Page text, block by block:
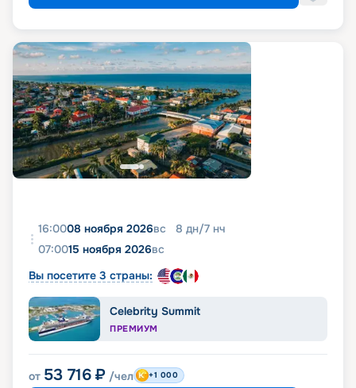
16:0008 ноября 2026вс 8 дн/7 нч
07:0015 ноября 2026вс
Вы посетите 3 страны:
Celebrity Summit
ПРЕМИУМ
от 53 716 ₽ /чел +1 000